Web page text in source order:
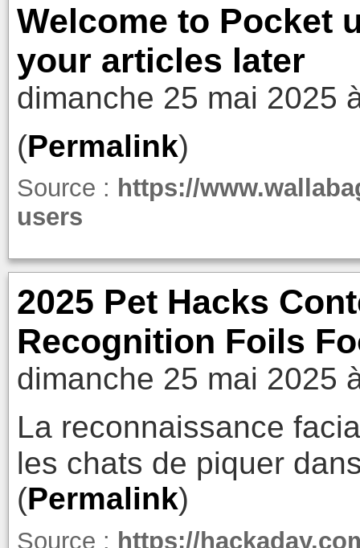
Welcome to Pocket
your articles later
dimanche 25 mai 2025
(Permalink)
Source : https://
users
2025 Pet Hacks
Recognition Foils
dimanche 25 mai 2025
La reconnaissance
les chats de piquer
(Permalink)
Source : https://